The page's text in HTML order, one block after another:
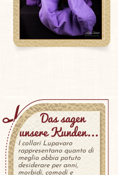
I collari Lupavaro
rappresentano quanto di
meglio abbia potuto
desiderare per anni,
morbidi, comodi e